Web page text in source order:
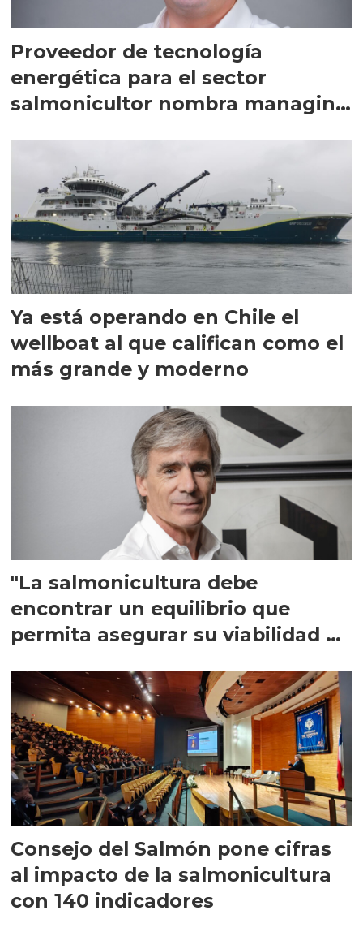
Proveedor de tecnología
energética para el sector
salmonicultor nombra managing
Ya está operando en Chile el
wellboat al que califican como el
más grande y moderno
"La salmonicultura debe
encontrar un equilibrio que
permita asegurar su viabilidad de
Consejo del Salmón pone cifras
al impacto de la salmonicultura
con 140 indicadores